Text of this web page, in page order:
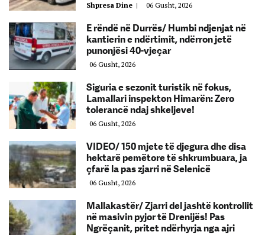
Shpresa Dine | 06 Gusht, 2026
E rëndë në Durrës/ Humbi ndjenjat në
kantierin e ndërtimit, ndërron jetë
punonjësi 40-vjeçar
06 Gusht, 2026
Siguria e sezonit turistik në fokus,
Lamallari inspekton Himarën: Zero
tolerancë ndaj shkeljeve!
06 Gusht, 2026
VIDEO/ 150 mjete të djegura dhe disa
hektarë pemëtore të shkrumbuara, ja
çfarë la pas zjarri në Selenicë
06 Gusht, 2026
Mallakastër/ Zjarri del jashtë kontrollit
në masivin pyjor të Drenijës! Pas
Ngrëçanit, pritet ndërhyrja nga ajri